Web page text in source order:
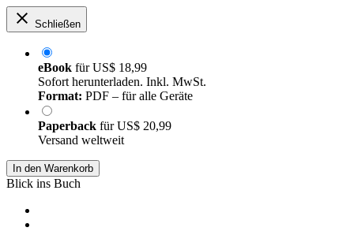
Schließen
eBook fürUS$ 18,99
Sofort herunterladen. Inkl. MwSt.
Format: PDF – für alle Geräte
Paperback fürUS$ 20,99
Versand weltweit
In den Warenkorb
Blick ins Buch